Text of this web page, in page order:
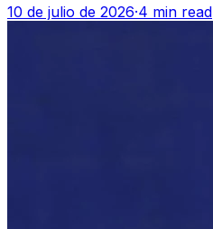
10 de julio de 2026·4 min read